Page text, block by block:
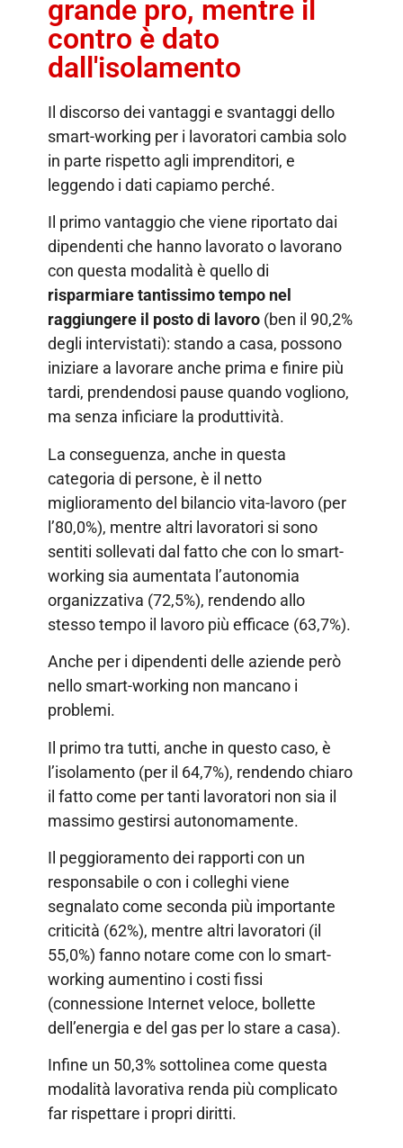
grande pro, mentre il
contro è dato
dall'isolamento
Il discorso dei vantaggi e svantaggi dello
smart-working per i lavoratori cambia solo
in parte rispetto agli imprenditori, e
leggendo i dati capiamo perché.
Il primo vantaggio che viene riportato dai
dipendenti che hanno lavorato o lavorano
con questa modalità è quello di
risparmiare tantissimo tempo nel
raggiungere il posto di lavoro(ben il 90,2%
degli intervistati): stando a casa, possono
iniziare a lavorare anche prima e finire più
tardi, prendendosi pause quando vogliono,
ma senza inficiare la produttività.
La conseguenza, anche in questa
categoria di persone, è il netto
miglioramento del bilancio vita-lavoro (per
l’80,0%), mentre altri lavoratori si sono
sentiti sollevati dal fatto che con lo smart-
working sia aumentata l’autonomia
organizzativa (72,5%), rendendo allo
stesso tempo il lavoro più efficace (63,7%).
Anche per i dipendenti delle aziende però
nello smart-working non mancano i
problemi.
Il primo tra tutti, anche in questo caso, è
l’isolamento (per il 64,7%), rendendo chiaro
il fatto come per tanti lavoratori non sia il
massimo gestirsi autonomamente.
Il peggioramento dei rapporti con un
responsabile o con i colleghi viene
segnalato come seconda più importante
criticità (62%), mentre altri lavoratori (il
55,0%) fanno notare come con lo smart-
working aumentino i costi fissi
(connessione Internet veloce, bollette
dell’energia e del gas per lo stare a casa).
Infine un 50,3% sottolinea come questa
modalità lavorativa renda più complicato
far rispettare i propri diritti.